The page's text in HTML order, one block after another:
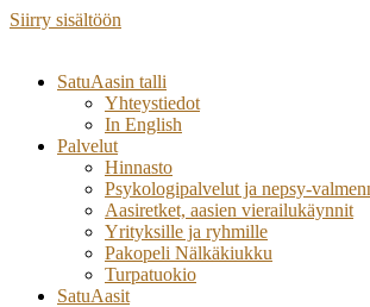
Siirry sisältöön
SatuAasin talli
Yhteystiedot
In English
Palvelut
Hinnasto
Psykologipalvelut ja nepsy-
Aasiretket, aasien vierailukäynnit
Yrityksille ja ryhmille
Pakopeli Nälkäkiukku
Turpatuokio
SatuAasit